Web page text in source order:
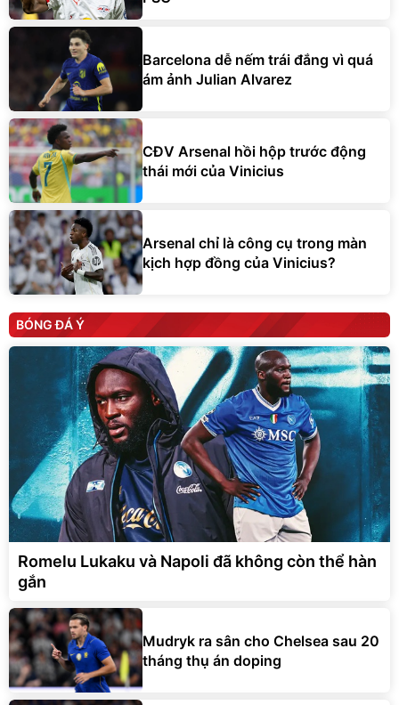
Barcelona dễ nếm trái đắng vì quá
ám ảnh Julian Alvarez
CĐV Arsenal hồi hộp trước động
thái mới của Vinicius
Arsenal chỉ là công cụ trong màn
kịch hợp đồng của Vinicius?
BÓNG ĐÁ Ý
Romelu Lukaku và Napoli đã không còn thể hàn
gắn
Mudryk ra sân cho Chelsea sau 20
tháng thụ án doping